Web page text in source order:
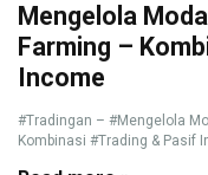
Mengelola
Farming –
Income
#Tradingan – #Mengelola
Kombinasi #Trading & Pasif